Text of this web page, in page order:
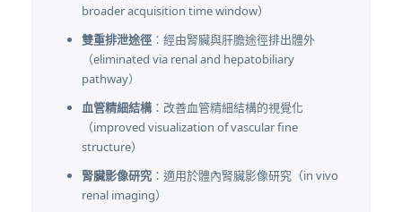
broader acquisition time window）
雙重排泄途徑 ：經由腎臟與肝膽途徑排出體外
（eliminated via renal and hepatobiliary
pathway）
血管精細結構 ：改善血管精細結構的視覺化
（improved visualization of vascular fine
structure）
腎臟影像研究 ：適用於體內腎臟影像研究（in vivo
renal imaging）